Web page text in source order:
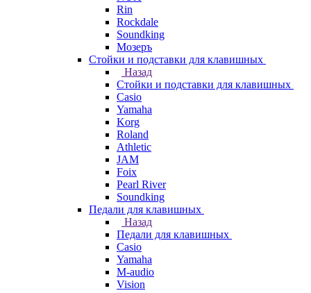
Rin
Rockdale
Soundking
Мозеръ
Стойки и подставки для клавишных
Назад
Стойки и подставки для клавишных
Casio
Yamaha
Korg
Roland
Athletic
JAM
Foix
Pearl River
Soundking
Педали для клавишных
Назад
Педали для клавишных
Casio
Yamaha
M-audio
Vision